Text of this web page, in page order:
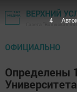
ВЕРХНИЙ
Газета "Волжская
ОФИЦИАЛЬНО
Определены
3